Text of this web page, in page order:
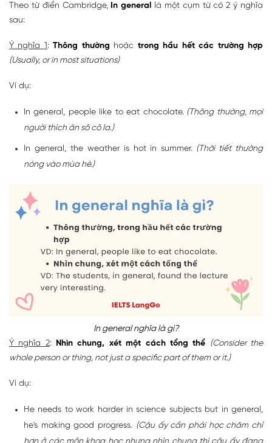
Theo từ điển Cambridge, In general
là một cụm từ có 2 ý nghĩa
sau:
Ý nghĩa 1 :Thông thường hoặc trong hầu hết các trường hợp
(Usually, or in most situations)
Ví dụ:
In general, people like to eat chocolate.(Thông thường, mọi
người thích ăn sô cô la.)
In general, the weather is hot in summer. (Thời tiết thường
nóng vào mùa hè.)
In general nghĩa là gì?
Ý nghĩa 2:Nhìn chung, xét một cách tổng thể (Consider the
whole person or thing, not just a specific part of them or it.)
Ví dụ:
He needs to work harder in science subjects but in general,
he's making good progress. (Cậu ấy cần phải học chăm chỉ